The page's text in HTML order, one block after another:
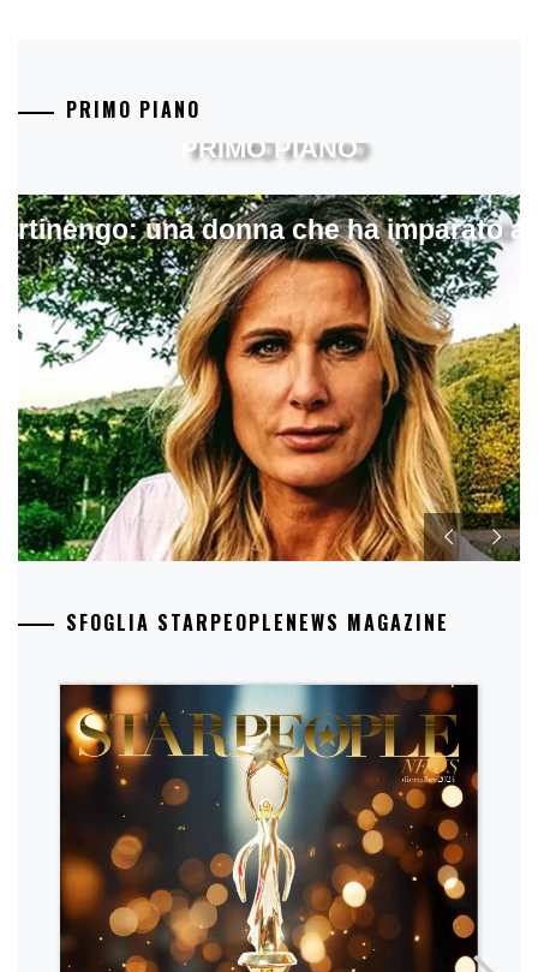
PRIMO PIANO
una donna che ha imparato a
PRIMO PIANO
SFOGLIA STARPEOPLENEWS MAGAZINE